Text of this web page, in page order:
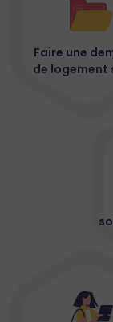
Faire une
de logement